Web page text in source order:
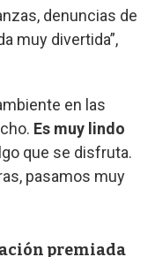
denuncias de
muy divertida”,
en las
Es muy lindo
que se disfruta.
pasamos muy
premiada